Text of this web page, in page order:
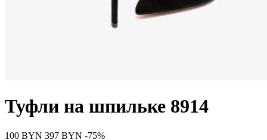
Туфли на шпильке 8914
100 BYN 397 BYN -75%